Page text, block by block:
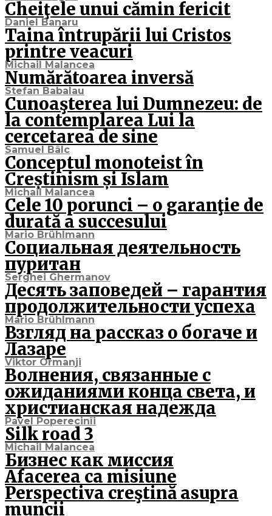
Cheiţele unui cămin fericit
Daniel Banaru
Taina întrupării lui Cristos
printre veacuri
Michail Malancea
Numărătoarea inversă
Stefan Babalau
Cunoaşterea lui Dumnezeu: de
la contemplarea Lui la
cercetarea de sine
Samuel Bâlc
Conceptul monoteist în
Creștinism și Islam
Michail Malancea
Cele 10 porunci – o garanţie de
durată a succesului
Mario Brühlmann
Социальная деятельность
пуритан
Serghei Ghermanov
Десять заповедей – гарантия
продолжительности успеха
Mario Brühlmann
Взгляд на рассказ о богаче и
Лазаре
Viktor Ormanji
Волнения, связанные с
ожиданиями конца света, и
христианская надежда
Pavel Poperecinîi
Silk road 3
Michail Malancea
Бизнес как миссия
Afacerea ca misiune
Perspectiva creştină asupra
muncii